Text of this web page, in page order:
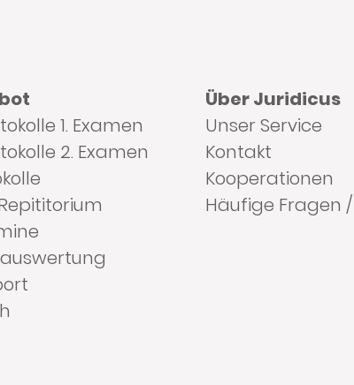
1. Examen
2. Examen
Über Juridicus
Unser Service
Kontakt
Kooperationen
Häufige Fragen